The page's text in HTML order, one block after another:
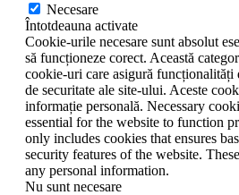
Necesare
Întotdeauna activate
Cookie-urile necesare sunt absolut
să funcționeze corect. Această
cookie-uri care asigură funcționalități
de securitate ale site-ului. Aceste
informație personală. Necessary
essential for the website to function
only includes cookies that ensures
security features of the website.
any personal information.
Nu sunt necesare